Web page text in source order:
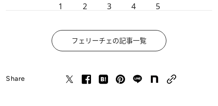
1 2 3 4 5
フェリーチェの記事一覧
Share